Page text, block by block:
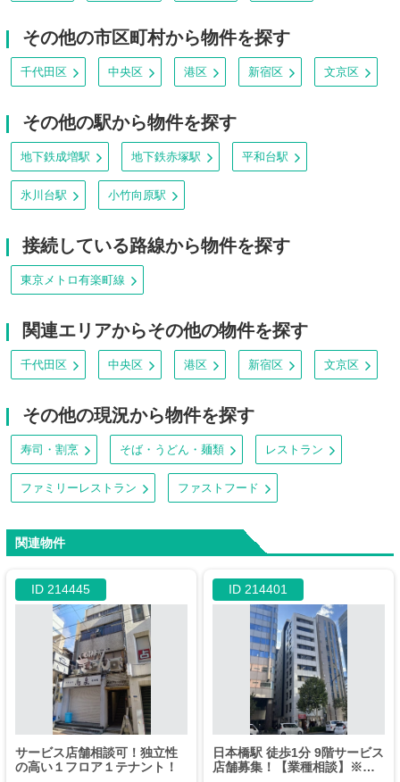
その他の市区町村から物件を探す
千代田区 中央区 港区 新宿区 文京区
その他の駅から物件を探す
地下鉄成増駅 地下鉄赤塚駅 平和台駅
氷川台駅 小竹向原駅
接続している路線から物件を探す
東京メトロ有楽町線
関連エリアからその他の物件を探す
千代田区 中央区 港区 新宿区 文京区
その他の現況から物件を探す
寿司・割烹 そば・うどん・麺類 レストラン
ファミリーレストラン ファストフード
関連物件
ID 214445
サービス店舗相談可！独立性
の高い１フロア１テナント！
ID 214401
日本橋駅 徒歩1分 9階サービス
店舗募集！【業種相談】※飲